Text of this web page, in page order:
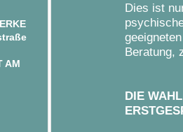
AM
Dies ist
Beratung,
DIE